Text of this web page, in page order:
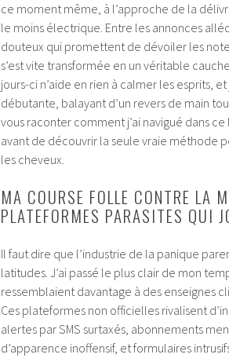
ce moment même, à l’approche de la
le moins électrique. Entre les annonces
douteux qui promettent de dévoiler les
s’est vite transformée en un véritable
jours-ci n’aide en rien à calmer les esprits,
débutante, balayant d’un revers de main
vous raconter comment j’ai navigué dans
avant de découvrir la seule vraie méthode
les cheveux.
MA COURSE FOLLE CONTRE LA
PLATEFORMES PARASITES QUI
Il faut dire que l’industrie de la panique
latitudes. J’ai passé le plus clair de mon
ressemblaient davantage à des enseignes
Ces plateformes non officielles rivalisent
alertes par SMS surtaxés, abonnements
d’apparence inoffensif, et formulaires